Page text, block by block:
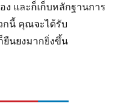
และก็เก็บหลักฐานการ
นี้ คุณจะได้รับ
นยงมากยิ่งขึ้น